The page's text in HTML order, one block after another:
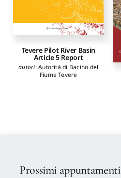
Tevere Pilot River Basin
Article 5 Report
autori:Autorità di Bacino del
Fiume Tevere
Prossimi appuntamenti